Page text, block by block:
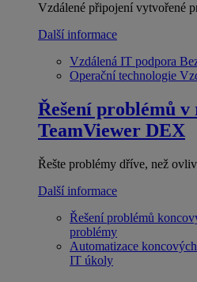
Vzdálené připojení vytvořené
Další informace
Vzdálená IT podpora
Operační technologie
Řešení problémů v
TeamViewer DEX
Řešte problémy dříve, než
Další informace
Řešení problémů
problémy
Automatizace
IT úkoly